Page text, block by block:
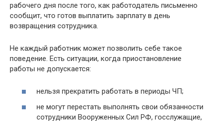
рабочего дня после того, как работодатель письменно
сообщит, что готов выплатить зарплату в день
возвращения сотрудника.
Не каждый работник может позволить себе такое
поведение. Есть ситуации, когда приостановление
работы не допускается:
нельзя прекратить работать в периоды ЧП;
не могут перестать выполнять свои обязанности
сотрудники Вооруженных Сил РФ, госслужащие,